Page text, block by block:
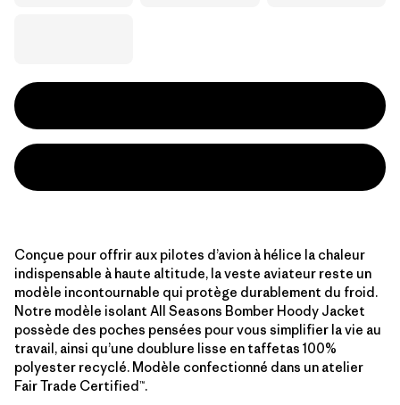
Conçue pour offrir aux pilotes d’avion à hélice la chaleur
indispensable à haute altitude, la veste aviateur reste un
modèle incontournable qui protège durablement du froid.
Notre modèle isolant All Seasons Bomber Hoody Jacket
possède des poches pensées pour vous simplifier la vie au
travail, ainsi qu’une doublure lisse en taffetas 100%
polyester recyclé. Modèle confectionné dans un atelier
Fair Trade Certified™.